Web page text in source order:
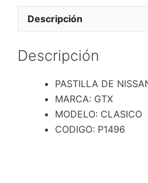
Descripción
Descripción
PASTILLA DE
MARCA: GTX
MODELO: CLASICO
CODIGO: P1496